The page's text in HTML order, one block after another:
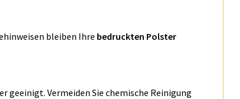
bleiben Ihre bedruckten Polster
geeinigt. Vermeiden Sie chemische Reinigung